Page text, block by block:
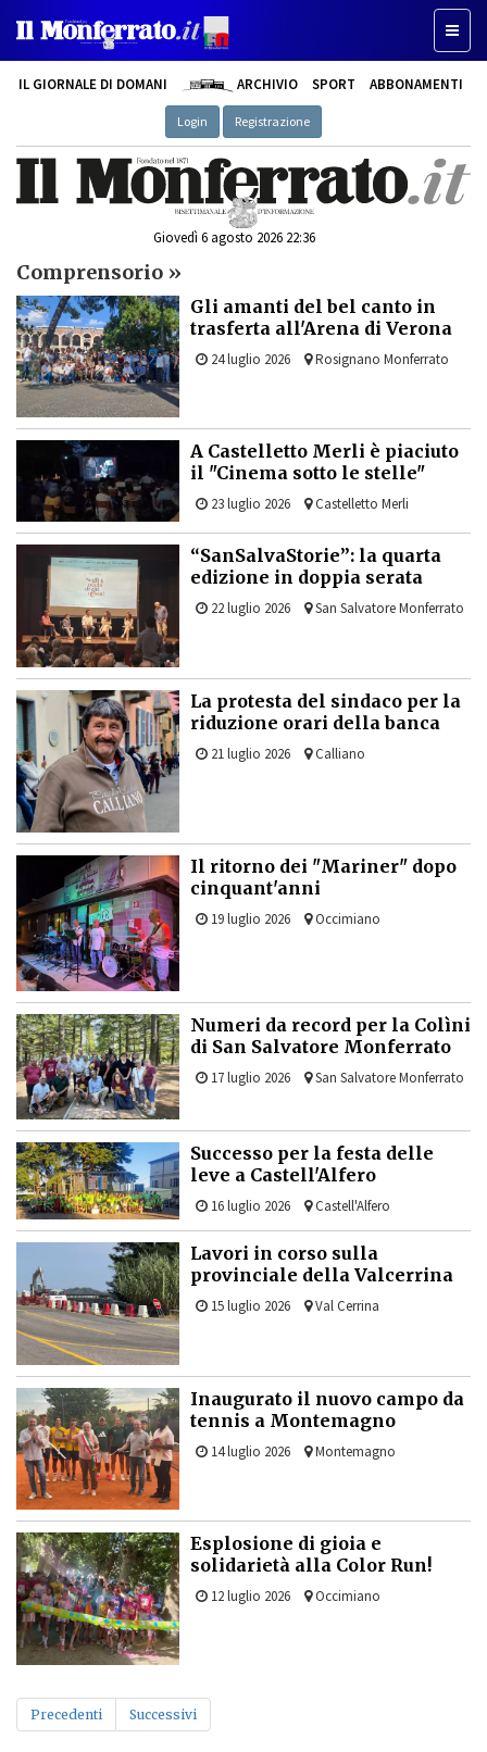
IL GIORNALE DI DOMANI ARCHIVIO SPORT ABBONAMENTI
Login Registrazione
Giovedì 6 agosto 2026 22:36
Comprensorio »
Gli amanti del bel canto in
trasferta all'Arena di Verona
24 luglio 2026 Rosignano Monferrato
A Castelletto Merli è piaciuto
il "Cinema sotto le stelle"
23 luglio 2026 Castelletto Merli
“SanSalvaStorie”: la quarta
edizione in doppia serata
22 luglio 2026 San Salvatore Monferrato
La protesta del sindaco per la
riduzione orari della banca
21 luglio 2026 Calliano
Il ritorno dei "Mariner" dopo
cinquant'anni
19 luglio 2026 Occimiano
Numeri da record per la Colìni
di San Salvatore Monferrato
17 luglio 2026 San Salvatore Monferrato
Successo per la festa delle
leve a Castell'Alfero
16 luglio 2026 Castell'Alfero
Lavori in corso sulla
provinciale della Valcerrina
15 luglio 2026 Val Cerrina
Inaugurato il nuovo campo da
tennis a Montemagno
14 luglio 2026 Montemagno
Esplosione di gioia e
solidarietà alla Color Run!
12 luglio 2026 Occimiano
Precedenti Successivi